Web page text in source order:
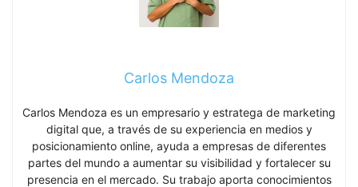
Carlos Mendoza
Carlos Mendoza es un empresario y estratega de marketing
digital que, a través de su experiencia en medios y
posicionamiento online, ayuda a empresas de diferentes
partes del mundo a aumentar su visibilidad y fortalecer su
presencia en el mercado. Su trabajo aporta conocimientos